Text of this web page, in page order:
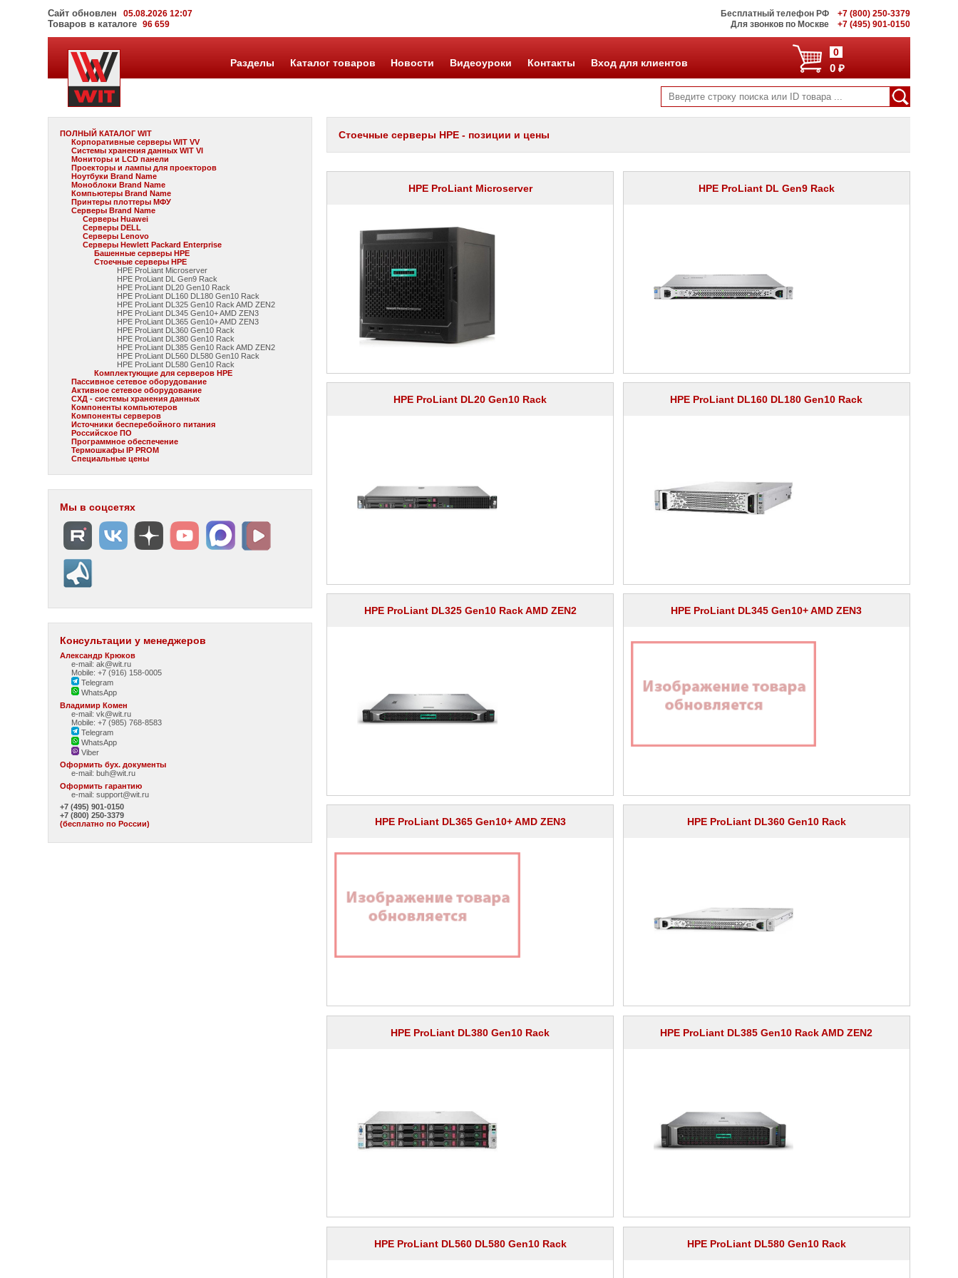
Сайт обновлен 05.08.2026 12:07
Товаров в каталоге96 659
Бесплатный телефон РФ
+7 (800) 250-3379
Для звонков по Москве
+7 (495) 901-0150
0
0 ₽
Разделы Каталог товаров Новости Видеоуроки Контакты Вход для клиентов
ПОЛНЫЙ КАТАЛОГ WIT
Корпоративные серверы WIT VV
Системы хранения данных WIT VI
Мониторы и LCD панели
Проекторы и лампы для проекторов
Ноутбуки Brand Name
Моноблоки Brand Name
Компьютеры Brand Name
Принтеры плоттеры МФУ
Серверы Brand Name
Серверы Huawei
Серверы DELL
Серверы Lenovo
Серверы Hewlett Packard Enterprise
Башенные серверы HPE
Стоечные серверы HPE
HPE ProLiant Microserver
HPE ProLiant DL Gen9 Rack
HPE ProLiant DL20 Gen10 Rack
HPE ProLiant DL160 DL180 Gen10 Rack
HPE ProLiant DL325 Gen10 Rack AMD ZEN2
HPE ProLiant DL345 Gen10+ AMD ZEN3
HPE ProLiant DL365 Gen10+ AMD ZEN3
HPE ProLiant DL360 Gen10 Rack
HPE ProLiant DL380 Gen10 Rack
HPE ProLiant DL385 Gen10 Rack AMD ZEN2
HPE ProLiant DL560 DL580 Gen10 Rack
HPE ProLiant DL580 Gen10 Rack
Комплектующие для серверов HPE
Пассивное сетевое оборудование
Активное сетевое оборудование
СХД - системы хранения данных
Компоненты компьютеров
Компоненты серверов
Источники бесперебойного питания
Российское ПО
Программное обеспечение
Термошкафы IP PROM
Специальные цены
Мы в соцсетях
Консультации у менеджеров
Александр Крюков
e-mail: ak@wit.ru
Mobile: +7 (916) 158-0005
Telegram
WhatsApp
Владимир Комен
e-mail: vk@wit.ru
Mobile: +7 (985) 768-8583
Telegram
WhatsApp
Viber
Оформить бух. документы
e-mail:buh@wit.ru
Оформить гарантию
e-mail:support@wit.ru
+7 (495) 901-0150
+7 (800) 250-3379
(бесплатно по России)
Стоечные серверы HPE - позиции и цены
HPE ProLiant Microserver HPE ProLiant DL Gen9 Rack
HPE ProLiant DL20 Gen10 Rack HPE ProLiant DL160 DL180 Gen10 Rack
HPE ProLiant DL325 Gen10 Rack AMD ZEN2 HPE ProLiant DL345 Gen10+ AMD ZEN3
HPE ProLiant DL365 Gen10+ AMD ZEN3 HPE ProLiant DL360 Gen10 Rack
HPE ProLiant DL380 Gen10 Rack HPE ProLiant DL385 Gen10 Rack AMD ZEN2
HPE ProLiant DL560 DL580 Gen10 Rack HPE ProLiant DL580 Gen10 Rack